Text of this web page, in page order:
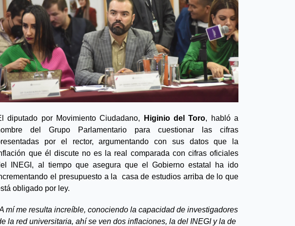
diputado por Movimiento Ciudadano, Higinio del Toro, habló a
del Grupo Parlamentario para cuestionar las cifras
por el rector, argumentando con sus datos que la
que él discute no es la real comparada con cifras oficiales
INEGI, al tiempo que asegura que el Gobierno estatal ha ido
el presupuesto a la  casa de estudios arriba de lo que
obligado por ley.
mí me resulta increíble, conociendo la capacidad de investigadores
la red universitaria, ahí se ven dos inflaciones, la del INEGI y la de